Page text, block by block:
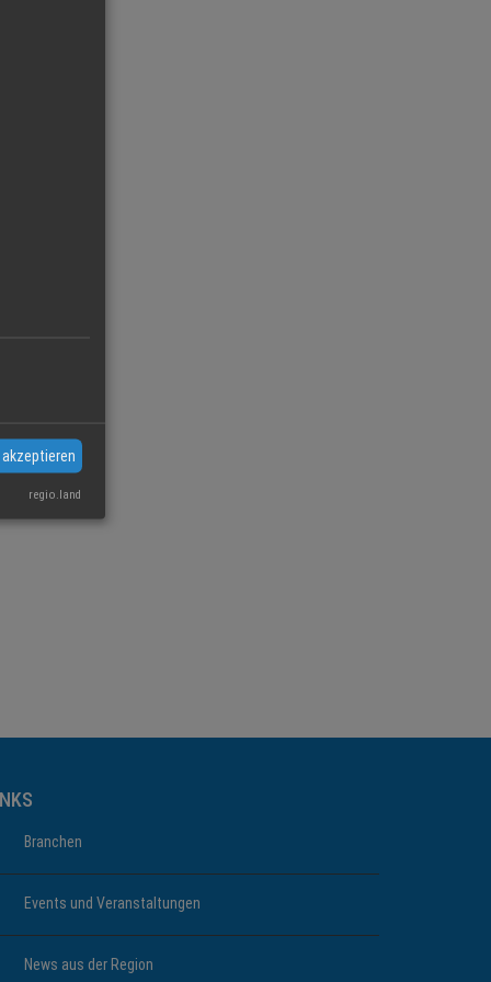
Branchen
Events und Veranstaltungen
News aus der Region
regio.land